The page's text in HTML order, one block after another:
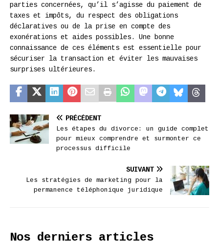
parties concernées, qu’il s’agisse du paiement de
taxes et impôts, du respect des obligations
déclaratives ou de la prise en compte des
exonérations et aides possibles. Une bonne
connaissance de ces éléments est essentielle pour
sécuriser la transaction et éviter les mauvaises
surprises ultérieures.
PRÉCÉDENT
Les étapes du divorce: un guide complet
pour mieux comprendre et surmonter ce
processus difficile
SUIVANT
Les stratégies de marketing pour la
permanence téléphonique juridique
Nos derniers articles